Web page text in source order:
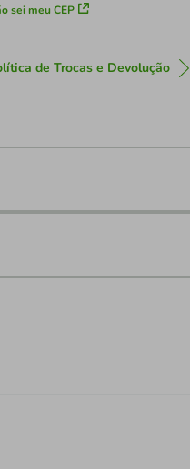
sei meu CEP
de Trocas e Devolução